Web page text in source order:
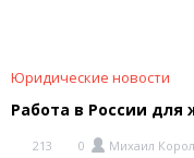
Юридические новости
Работа в России
213 0 Михаил